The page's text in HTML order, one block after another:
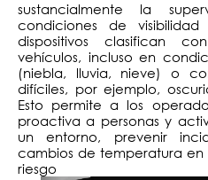
sustancialmente la
condiciones de visibilidad
dispositivos clasifican
vehículos, incluso en
(niebla, lluvia, nieve) o
difíciles, por ejemplo,
Esto permite a los
proactiva a personas y
un entorno, prevenir
cambios de temperatura en
riesgo